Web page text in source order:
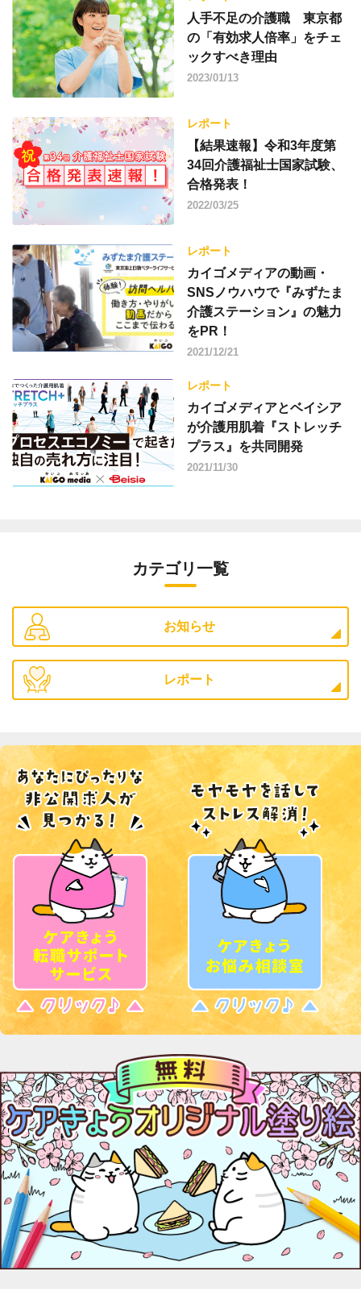
人手不足の介護職 東京都
の「有効求人倍率」をチェ
ックすべき理由
2023/01/13
レポート
【結果速報】令和3年度第
34回介護福祉士国家試験、
合格発表！
2022/03/25
レポート
カイゴメディアの動画・
SNSノウハウで『みずたま
介護ステーション』の魅力
をPR！
2021/12/21
レポート
カイゴメディアとベイシア
が介護用肌着『ストレッチ
プラス』を共同開発
2021/11/30
カテゴリ一覧
お知らせ
レポート